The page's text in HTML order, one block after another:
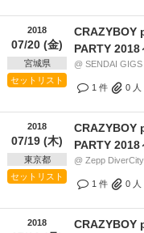
2018
07/20 (金)
宮城県
セットリスト
CRAZYBOY
PARTY 2018
@ SENDAI
1 件 0 人
2018
07/19 (木)
東京都
セットリスト
CRAZYBOY
PARTY 2018
@ Zepp
1 件 0 人
2018
CRAZYBOY